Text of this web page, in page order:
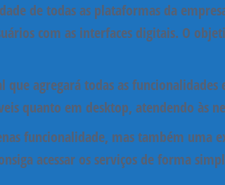
de todas as plataformas da
com as interfaces digitais. O
que agregará todas as
quanto em desktop, atendendo às
funcionalidade, mas também uma
acessar os serviços de forma